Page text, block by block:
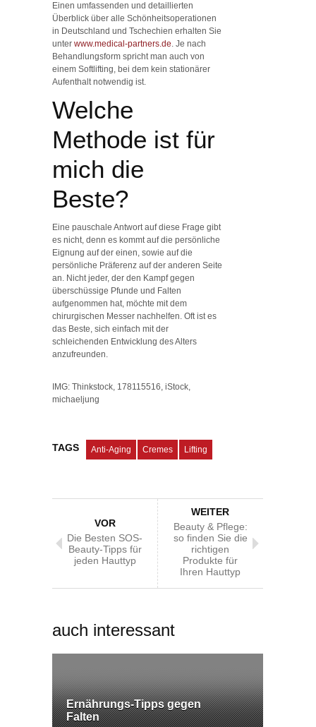
Einen umfassenden und detaillierten
Überblick über alle Schönheitsoperationen
in Deutschland und Tschechien erhalten Sie
unter www.medical-partners.de. Je nach
Behandlungsform spricht man auch von
einem Softlifting, bei dem kein stationärer
Aufenthalt notwendig ist.
Welche
Methode ist für
mich die
Beste?
Eine pauschale Antwort auf diese Frage gibt
es nicht, denn es kommt auf die persönliche
Eignung auf der einen, sowie auf die
persönliche Präferenz auf der anderen Seite
an. Nicht jeder, der den Kampf gegen
überschüssige Pfunde und Falten
aufgenommen hat, möchte mit dem
chirurgischen Messer nachhelfen. Oft ist es
das Beste, sich einfach mit der
schleichenden Entwicklung des Alters
anzufreunden.
IMG: Thinkstock, 178115516, iStock,
michaeljung
TAGS Anti-Aging Cremes Lifting
VOR
Die Besten SOS-
Beauty-Tipps für
jeden Hauttyp
WEITER
Beauty & Pflege:
so finden Sie die
richtigen
Produkte für
Ihren Hauttyp
auch interessant
Ernährungs-Tipps gegen
Falten